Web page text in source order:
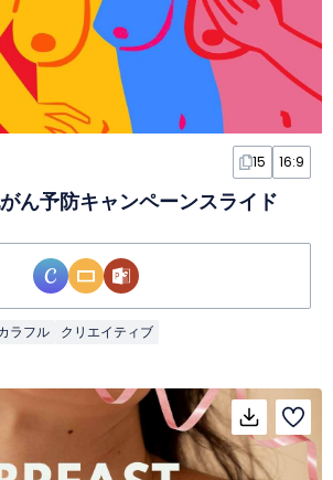
15 16:9
ん予防キャンペーンスライド
ラフル クリエイティブ